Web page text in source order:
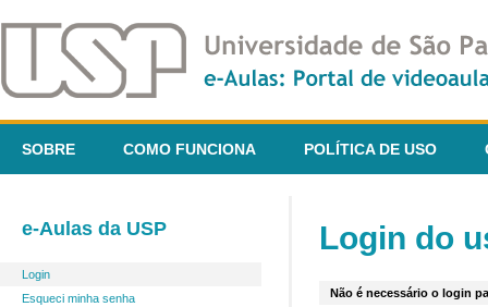
SOBRE COMO FUNCIONA POLÍTICA DE USO
e-Aulas da USP
Login
Esqueci minha senha
Login do
Não é necessário o login